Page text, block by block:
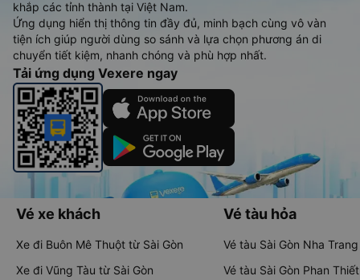
khắp các tỉnh thành tại Việt Nam.
Ứng dụng hiển thị thông tin đầy đủ, minh bạch cùng vô vàn
tiện ích giúp người dùng so sánh và lựa chọn phương án di
chuyển tiết kiệm, nhanh chóng và phù hợp nhất.
Tải ứng dụng Vexere ngay
Vé xe khách
Xe đi Buôn Mê Thuột từ Sài Gòn
Xe đi Vũng Tàu từ Sài Gòn
Vé tàu hỏa
Vé tàu Sài Gòn Nha Trang
Vé tàu Sài Gòn Phan Thiết